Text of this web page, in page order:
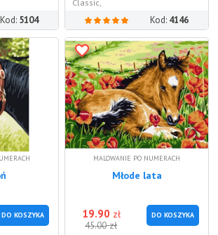
Kod: 5104
Classic,
Kod: 4146
DO KOSZYKA
MALOWANIE PO NUMERACH
Młode lata
19.90 zł
45.00zł
DO KOSZYKA